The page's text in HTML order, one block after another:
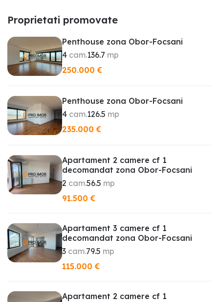
Proprietati promovate
Penthouse zona Obor-Focsani
4 cam.136.7 mp
250.000 €
Penthouse zona Obor-Focsani
4 cam.126.5 mp
235.000 €
Apartament 2 camere cf 1
decomandat zona Obor-Focsani
2 cam.56.5 mp
91.500 €
Apartament 3 camere cf 1
decomandat zona Obor-Focsani
3 cam.79.5 mp
115.000 €
Apartament 2 camere cf 1